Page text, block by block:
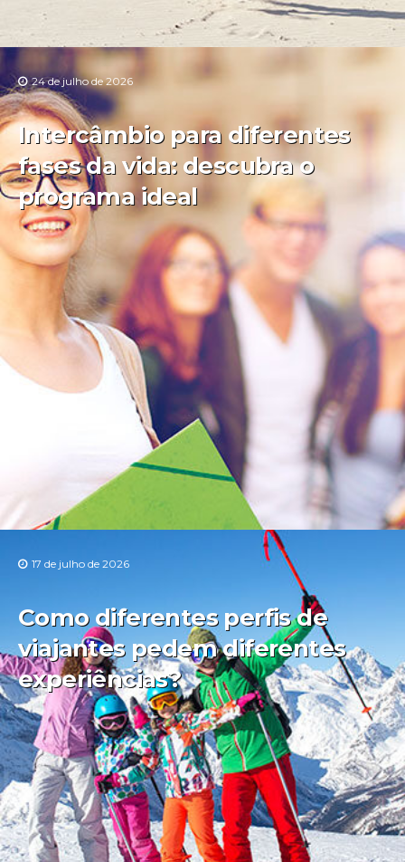
24 de julho de 2026
Intercâmbio para diferentes
fases da vida: descubra o
programa ideal
17 de julho de 2026
Como diferentes perfis de
viajantes pedem diferentes
experiências?